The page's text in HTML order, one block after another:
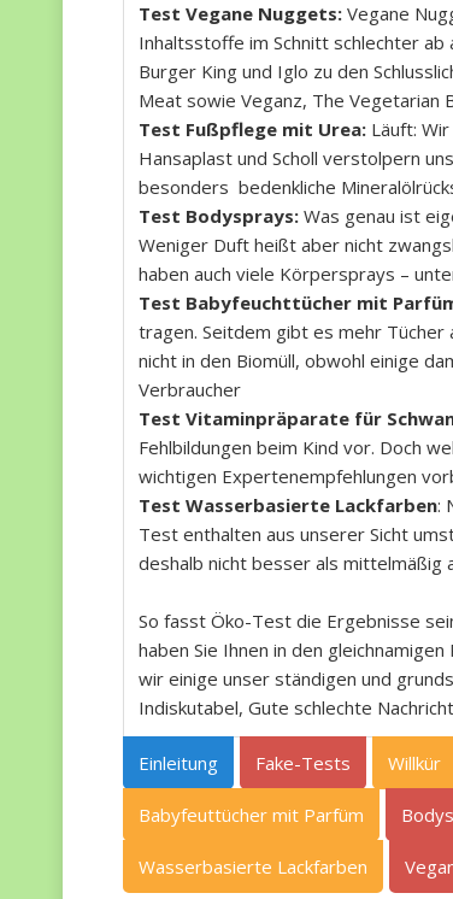
Test Vegane Nuggets: Vegane
Inhaltsstoffe im Schnitt schlechter ab
Burger King und Iglo zu den
Meat sowie Veganz, The Vegetarian
Test Fußpflege mit Urea: Läuft:
Hansaplast und Scholl verstolpern
besonders bedenkliche
Test Bodysprays: Was genau ist
Weniger Duft heißt aber nicht
haben auch viele Körpersprays –
Test Babyfeuchttücher mit
tragen. Seitdem gibt es mehr Tücher
nicht in den Biomüll, obwohl einige
Verbraucher
Test Vitaminpräparate für
Fehlbildungen beim Kind vor. Doch
wichtigen Expertenempfehlungen
Test Wasserbasierte Lackfarben:
Test enthalten aus unserer Sicht
deshalb nicht besser als mittelmäßig
So fasst Öko-Test die Ergebnisse
haben Sie Ihnen in den
wir einige unser ständigen und
Indiskutabel, Gute schlechte
Einleitung Fake-Tests Willkür
Babyfeuttücher mit Parfüm
Wasserbasierte Lackfarben